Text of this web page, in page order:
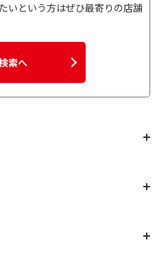
いという方はぜひ最寄りの店舗
索へ